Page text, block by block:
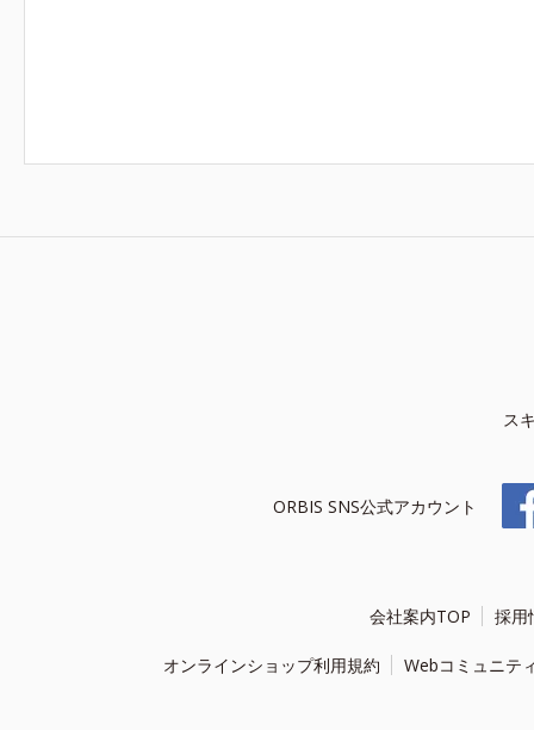
ス
ORBIS SNS公式アカウント
会社案内TOP 採用
オンラインショップ利用規約 Webコミュニテ